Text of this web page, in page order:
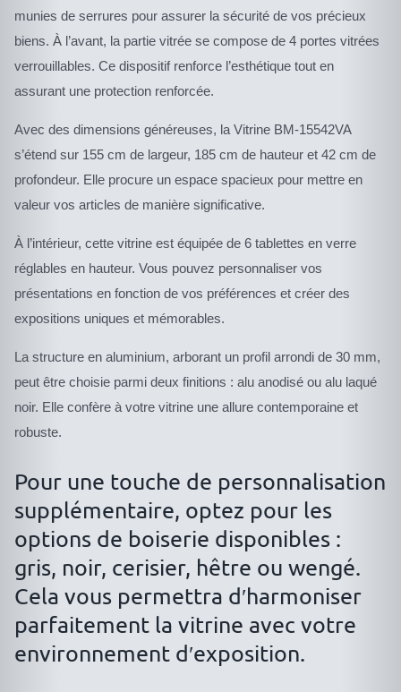
munies de serrures pour assurer la sécurité de vos précieux
biens. À l’avant, la partie vitrée se compose de 4 portes vitrées
verrouillables. Ce dispositif renforce l’esthétique tout en
assurant une protection renforcée.
Avec des dimensions généreuses, la Vitrine BM-15542VA
s’étend sur 155 cm de largeur, 185 cm de hauteur et 42 cm de
profondeur. Elle procure un espace spacieux pour mettre en
valeur vos articles de manière significative.
À l’intérieur, cette vitrine est équipée de 6 tablettes en verre
réglables en hauteur. Vous pouvez personnaliser vos
présentations en fonction de vos préférences et créer des
expositions uniques et mémorables.
La structure en aluminium, arborant un profil arrondi de 30 mm,
peut être choisie parmi deux finitions : alu anodisé ou alu laqué
noir. Elle confère à votre vitrine une allure contemporaine et
robuste.
Pour une touche de personnalisation
supplémentaire, optez pour les
options de boiserie disponibles :
gris, noir, cerisier, hêtre ou wengé.
Cela vous permettra d′harmoniser
parfaitement la vitrine avec votre
environnement d′exposition.